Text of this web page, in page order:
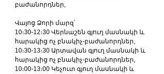
բաժանորդներ,
Վայոց Ձորի մարզ՝
10։30-12։30 Վերնաշեն գյուղ մասնակի և
հարակից ոչ բնակիչ-բաժանորդներ,
10։30-13։30 Արտավան գյուղ մասնակի և
հարակից ոչ բնակիչ-բաժանորդներ,
10։00-13։00 Կեչուտ գյուղ մասնակի և